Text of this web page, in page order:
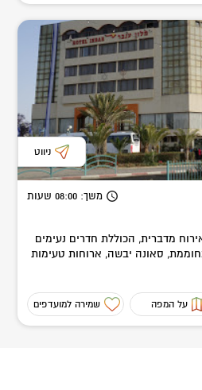
ניווט
משך: 08:00 שעות
מדברית, הכוללת חדרים נעימים
סאונה יבשה, ארוחות טעימות
על המפה שמירה למועדפים